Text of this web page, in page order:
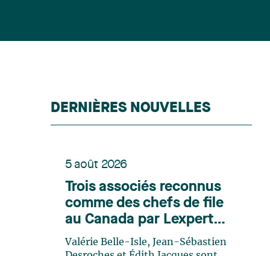
DERNIÈRES NOUVELLES
5 août 2026
Trois associés reconnus
comme des chefs de file
au Canada par Lexpert
dans son édition spéciale
en énergie
Valérie Belle-Isle, Jean-Sébastien